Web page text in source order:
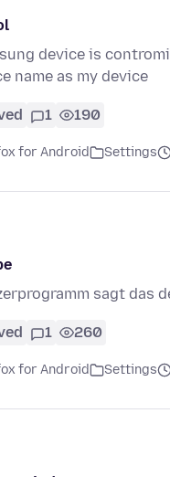
device is
name as my device
1 190
for Android Settings
sagt das
1 260
for Android Settings